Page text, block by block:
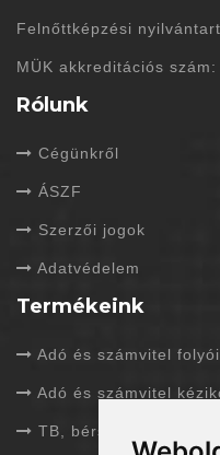
Felnőttképzési
MÜK akkreditációs szám:
Rólunk
Cégünkről
ÁSZF
Szerzői jogok
Adatvédelem
Termékeink
Adó és számvitel
Adó és számvitel
TB, bérszámfejtés